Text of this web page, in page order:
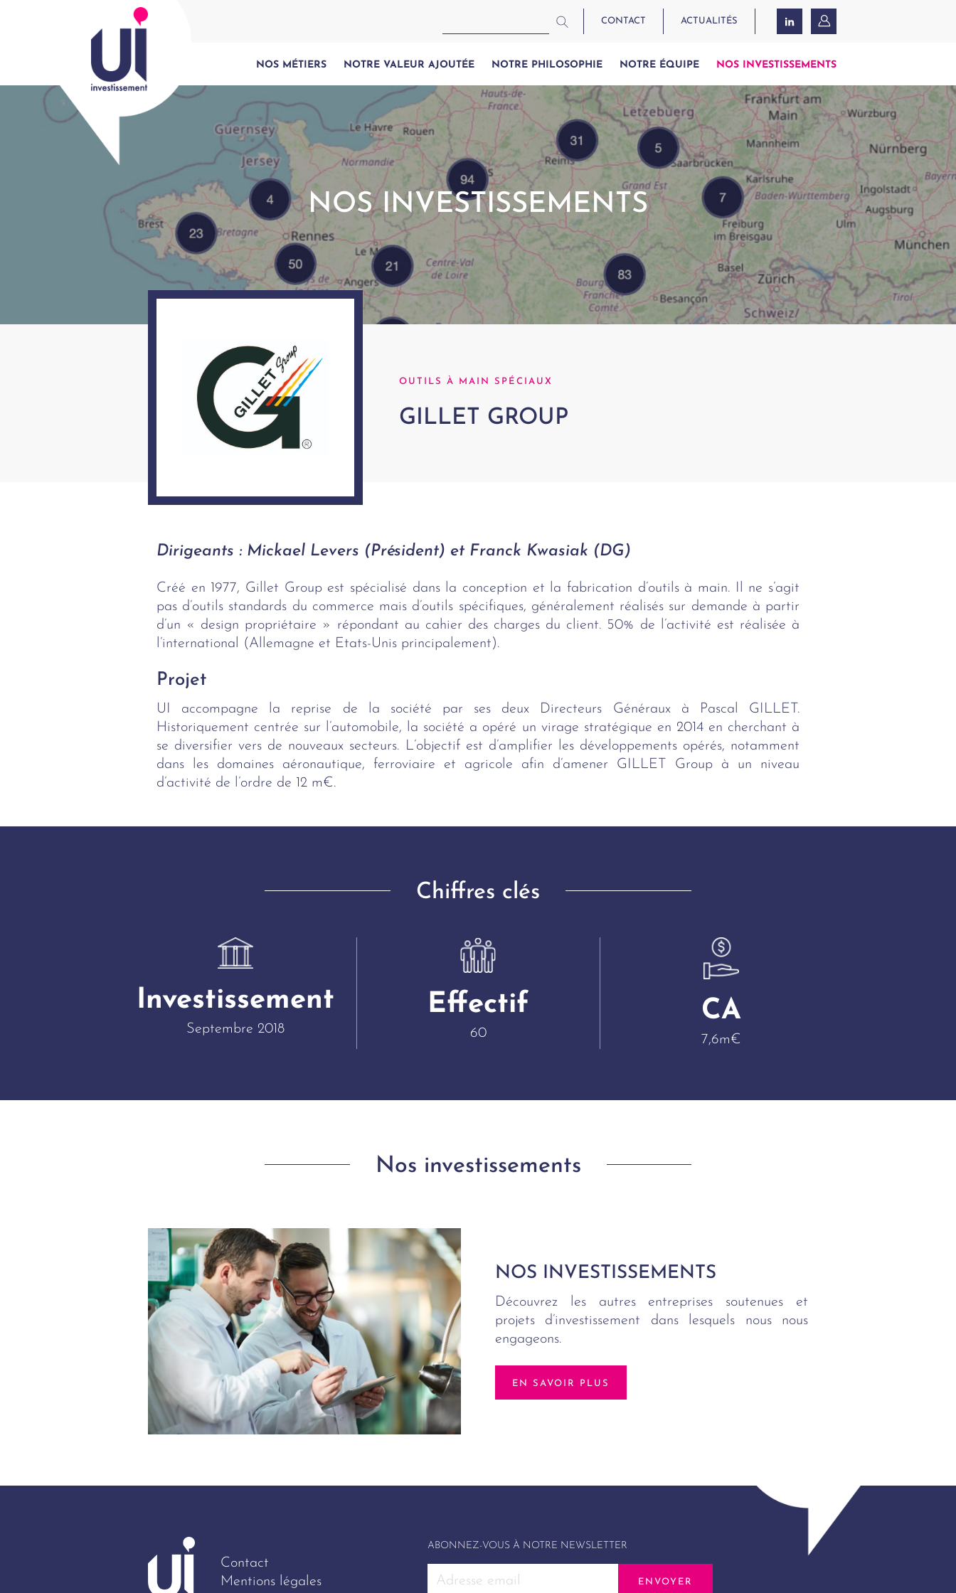
CONTACT ACTUALITÉS
NOS MÉTIERS NOTRE VALEUR AJOUTÉE NOTRE PHILOSOPHIE NOTRE ÉQUIPE NOS INVESTISSEMENTS
NOS INVESTISSEMENTS
OUTILS À MAIN SPÉCIAUX
GILLET GROUP
Dirigeants : Mickael Levers (Président) et Franck Kwasiak (DG)
Créé en 1977, Gillet Group est spécialisé dans la conception et la fabrication d’outils à main. Il ne s’agit
pas d’outils standards du commerce mais d’outils spécifiques, généralement réalisés sur demande à partir
d’un « design propriétaire » répondant au cahier des charges du client. 50% de l’activité est réalisée à
l’international (Allemagne et Etats-Unis principalement).
Projet
UI accompagne la reprise de la société par ses deux Directeurs Généraux à Pascal GILLET.
Historiquement centrée sur l’automobile, la société a opéré un virage stratégique en 2014 en cherchant à
se diversifier vers de nouveaux secteurs. L’objectif est d’amplifier les développements opérés, notamment
dans les domaines aéronautique, ferroviaire et agricole afin d’amener GILLET Group à un niveau
d’activité de l’ordre de 12 m€.
Chiffres clés
Investissement
Septembre 2018
Effectif
60
CA
7,6m€
Nos investissements
NOS INVESTISSEMENTS
Découvrez les autres entreprises soutenues et
projets d’investissement dans lesquels nous nous
engageons.
EN SAVOIR PLUS
Contact
Mentions légales
ABONNEZ-VOUS À NOTRE NEWSLETTER